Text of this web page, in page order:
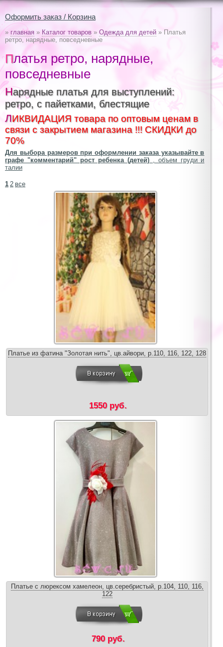
Оформить заказ / Корзина
» главная » Каталог товаров » Одежда для детей » Платья
ретро, нарядные, повседневные
Платья ретро, нарядные,
повседневные
Нарядные платья для выступлений:
ретро, с пайетками, блестящие
ЛИКВИДАЦИЯ товара по оптовым ценам в
связи с закрытием магазина !!! СКИДКИ до
70%
Для выбора размеров при оформлении заказа указывайте в
графе "комментарий" рост ребенка (детей), объем груди и
талии
1 2 все
Платье из фатина "Золотая нить", цв.айвори, р.110, 116, 122, 128
1550 руб.
Платье с люрексом хамелеон, цв.серебристый, р.104, 110, 116,
122
790 руб.